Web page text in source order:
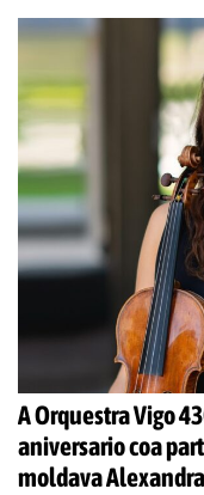
A Orquestra Vigo
aniversario coa
moldava